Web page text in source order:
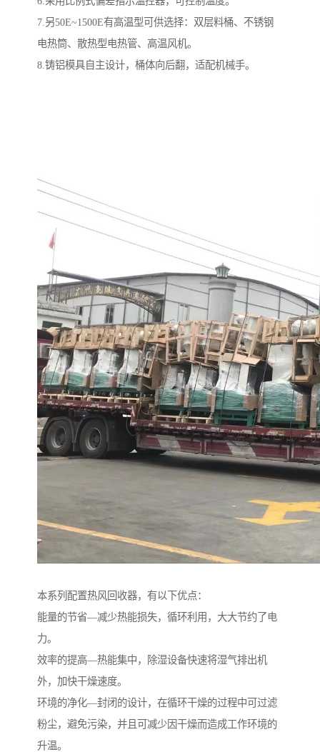
7.另50E~1500E有高温型可供选择：双层料桶、不锈钢
电热筒、散热型电热管、高温风机。
8.铸铝模具自主设计，桶体向后翻，适配机械手。
本系列配置热风回收器，有以下优点：
能量的节省—减少热能损失，循环利用，大大节约了电
力。
效率的提高—热能集中，除湿设备快速将湿气排出机
外，加快干燥速度。
环境的净化—封闭的设计，在循环干燥的过程中可过滤
粉尘，避免污染，并且可减少因干燥而造成工作环境的
升温。